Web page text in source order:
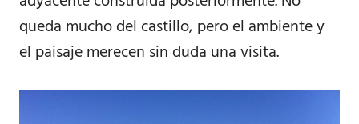
queda mucho del castillo, pero el ambiente y
el paisaje merecen sin duda una visita.